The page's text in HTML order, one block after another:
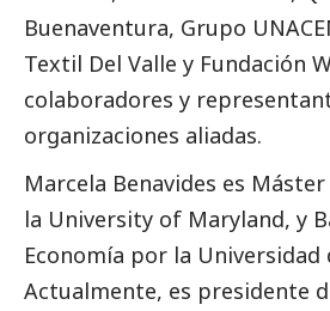
Buenaventura, Grupo
Textil Del Valle y Fundación
colaboradores y
organizaciones aliadas.
Marcela Benavides es
la University of Maryland, y
Economía por la Universidad
Actualmente, es presidente